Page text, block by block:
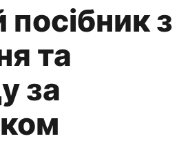
з
та
за